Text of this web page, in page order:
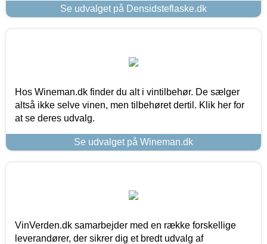
Se udvalget på Densidsteflaske.dk
Hos Wineman.dk finder du alt i vintilbehør. De sælger
altså ikke selve vinen, men tilbehøret dertil. Klik her for
at se deres udvalg.
Se udvalget på Wineman.dk
VinVerden.dk samarbejder med en række forskellige
leverandører, der sikrer dig et bredt udvalg af